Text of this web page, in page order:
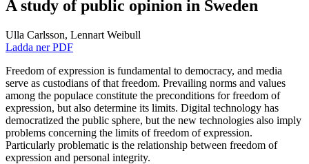
A study of public opinion in Sweden
Ulla Carlsson, Lennart Weibull
Ladda ner PDF
Freedom of expression is fundamental to democracy, and media
serve as custodians of that freedom. Prevailing norms and values
among the populace constitute the preconditions for freedom of
expression, but also determine its limits. Digital technology has
democratized the public sphere, but the new technologies also imply
problems concerning the limits of freedom of expression.
Particularly problematic is the relationship between freedom of
expression and personal integrity.